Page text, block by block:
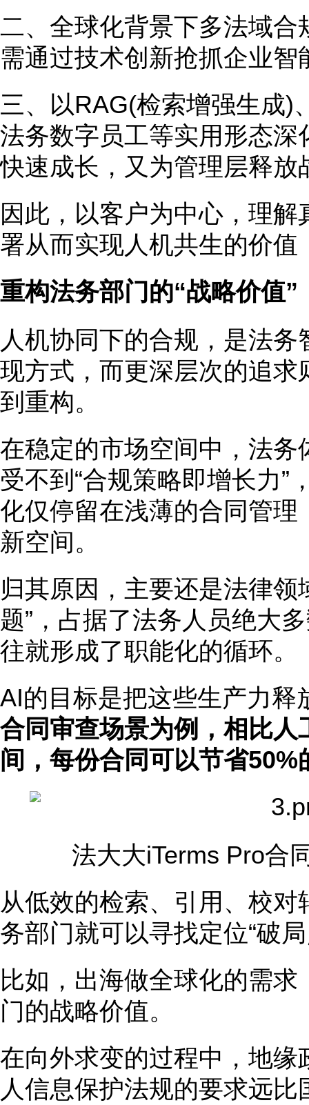
二、全球化背景下多法域
需通过技术创新抢抓企业智
三、以RAG(检索增强生成)
法务数字员工等实用形态
快速成长，又为管理层释放
因此，以客户为中心，理
署从而实现人机共生的价值
重构法务部门的“战略价值”
人机协同下的合规，是法
现方式，而更深层次的追
到重构。
在稳定的市场空间中，法
受不到“合规策略即增长力”
化仅停留在浅薄的合同管
新空间。
归其原因，主要还是法律领
题”，占据了法务人员绝大
往就形成了职能化的循环。
AI的目标是把这些生产力释
合同审查场景为例，相比
间，每份合同可以节省50%
法大大iTerms Pro合
从低效的检索、引用、校
务部门就可以寻找定位“破
比如，出海做全球化的需
门的战略价值。
在向外求变的过程中，地
人信息保护法规的要求远